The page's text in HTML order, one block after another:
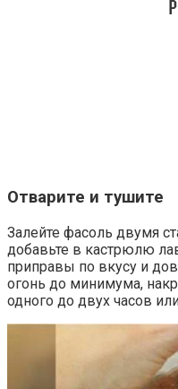
Отварите и тушите
Залейте фасоль двумя
добавьте в кастрюлю
приправы по вкусу и
огонь до минимума,
одного до двух часов